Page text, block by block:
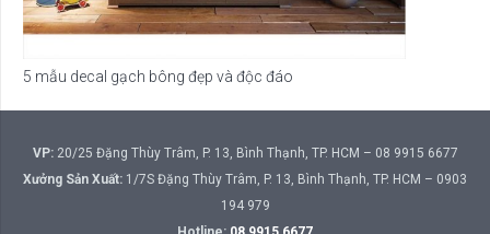
5 mẫu decal gạch bông đẹp và độc đáo
VP:20/25 Đặng Thùy Trâm, P. 13, Bình Thạnh, TP. HCM – 08 9915 6677
Xưởng Sản Xuất: 1/7S Đặng Thùy Trâm, P. 13, Bình Thạnh, TP. HCM – 0903
194 979